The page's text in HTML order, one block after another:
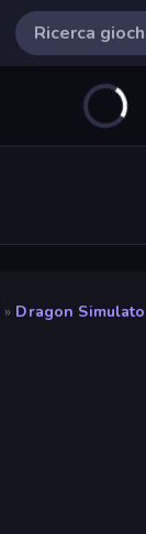
» Dragon